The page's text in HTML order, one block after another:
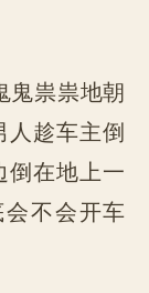
祟祟地朝
人趁车主倒
在地上一
不会开车